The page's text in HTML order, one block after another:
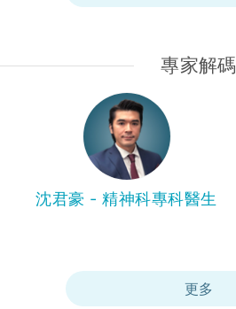
專家解碼
沈君豪 - 精神科專科醫生
更多